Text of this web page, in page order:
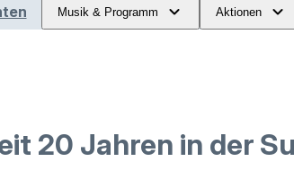
Musik & Programm Aktionen
20 Jahren in der